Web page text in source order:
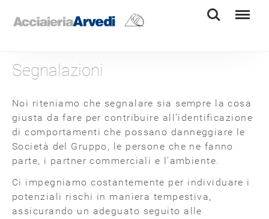
Search Menu
Segnalazioni
Noi riteniamo che segnalare sia sempre la cosa
giusta da fare per contribuire all’identificazione
di comportamenti che possano danneggiare le
Società del Gruppo, le persone che ne fanno
parte, i partner commerciali e l’ambiente.
Ci impegniamo costantemente per individuare i
potenziali rischi in maniera tempestiva,
assicurando un adeguato seguito alle